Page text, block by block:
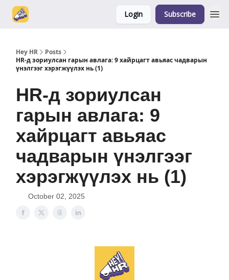
Login Subscribe
Hey HR
Posts
HR-д зориулсан гарын авлага: 9 хайрцагт авьяас чадварын
үнэлгээг хэрэгжүүлэх нь (1)
HR-д зориулсан
гарын авлага: 9
хайрцагт авьяас
чадварын үнэлгээг
хэрэгжүүлэх нь (1)
October 02, 2025